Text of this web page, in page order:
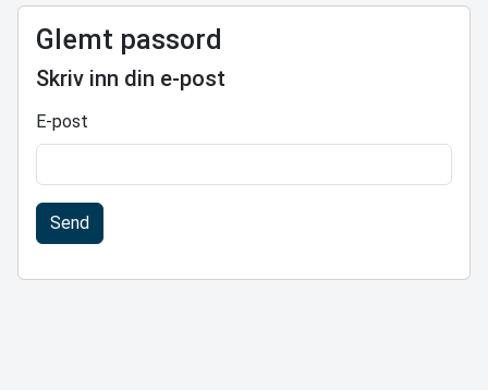
Glemt passord
Skriv inn din e-post
E-post
Send